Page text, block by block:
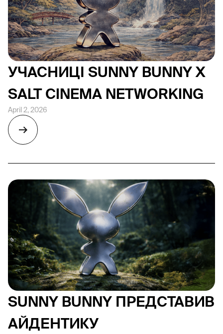
УЧАСНИЦІ SUNNY BUNNY X
SALT CINEMA NETWORKING
April 2, 2026
SUNNY BUNNY ПРЕДСТАВИВ
АЙДЕНТИКУ